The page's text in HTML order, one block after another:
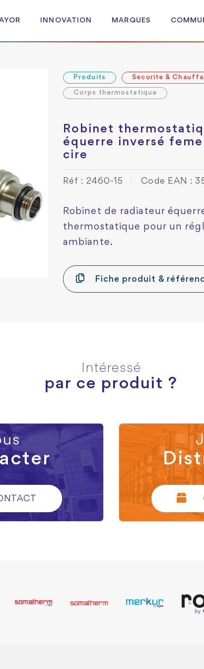
INNOVATION MARQUES
Produits Securite &
Corps thermostatique
Robinet
équerre inversé
cire
Réf : 2460-15 Code EAN :
Robinet de radiateur
thermostatique pour un
ambiante.
Fiche produit &
Intéressé
par ce produit ?